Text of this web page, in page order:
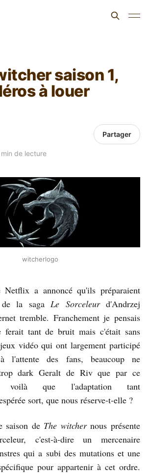
saison 1,
à louer
de lecture
Partager
witcherlogo
Netflix a annoncé qu'ils préparaient
la saga Le Sorceleurd'Andrzej
tremble. Franchement je pensais
ferait tant de bruit mais c'était sans
vidéo qui ont largement participé
l'attente des fans, beaucoup ne
dark Geralt de Riv que par ce
voilà que l'adaptation tant
sort, que nous réserve-t-elle ?
saison de The witchernous présente
c'est-à-dire un mercenaire
qui a subi des mutations et une
pour appartenir à cet ordre.